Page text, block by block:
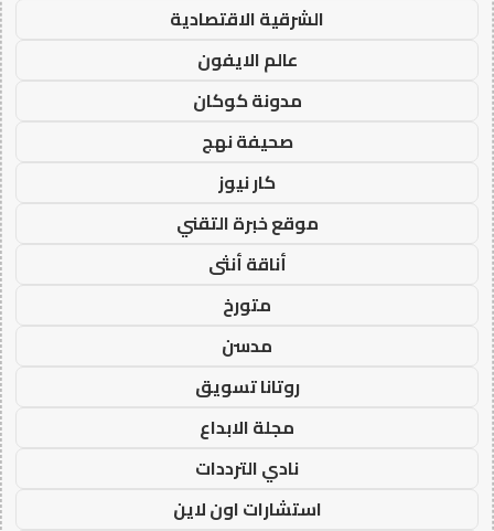
الشرقية الاقتصادية
عالم الايفون
مدونة كوكان
صحيفة نهج
كار نيوز
موقع خبرة التقني
أناقة أنثى
متورخ
مدسن
روتانا تسويق
مجلة الابداع
نادي الترددات
استشارات اون لاين